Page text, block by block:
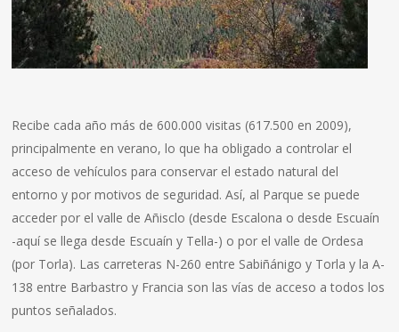
Recibe cada año más de 600.000 visitas (617.500 en 2009),
principalmente en verano, lo que ha obligado a controlar el
acceso de vehículos para conservar el estado natural del
entorno y por motivos de seguridad. Así, al Parque se puede
acceder por el valle de Añisclo (desde Escalona o desde Escuaín
-aquí se llega desde Escuaín y Tella-) o por el valle de Ordesa
(por Torla). Las carreteras N-260 entre Sabiñánigo y Torla y la A-
138 entre Barbastro y Francia son las vías de acceso a todos los
puntos señalados.